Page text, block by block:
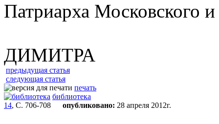
Патриарха Московского
ДИМИТРА
предыдущая статья
следующая статья
печать
библиотека
14, С. 706-708 опубликовано: 28 апреля 2012г.